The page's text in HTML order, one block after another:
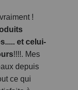
!
et celui-
!!!!. Mes
depuis
ce qui